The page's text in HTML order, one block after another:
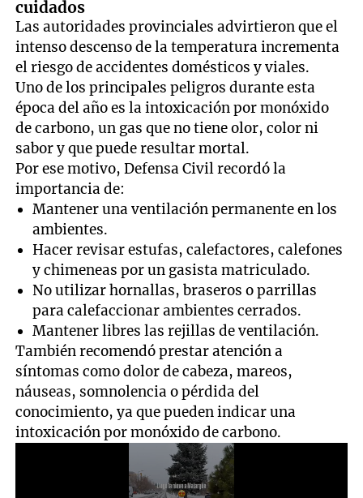
cuidados
Las autoridades provinciales advirtieron que el
intenso descenso de la temperatura incrementa
el riesgo de accidentes domésticos y viales.
Uno de los principales peligros durante esta
época del año es la intoxicación por monóxido
de carbono, un gas que no tiene olor, color ni
sabor y que puede resultar mortal.
Por ese motivo, Defensa Civil recordó la
importancia de:
Mantener una ventilación permanente en los
ambientes.
Hacer revisar estufas, calefactores, calefones
y chimeneas por un gasista matriculado.
No utilizar hornallas, braseros o parrillas
para calefaccionar ambientes cerrados.
Mantener libres las rejillas de ventilación.
También recomendó prestar atención a
síntomas como dolor de cabeza, mareos,
náuseas, somnolencia o pérdida del
conocimiento, ya que pueden indicar una
intoxicación por monóxido de carbono.